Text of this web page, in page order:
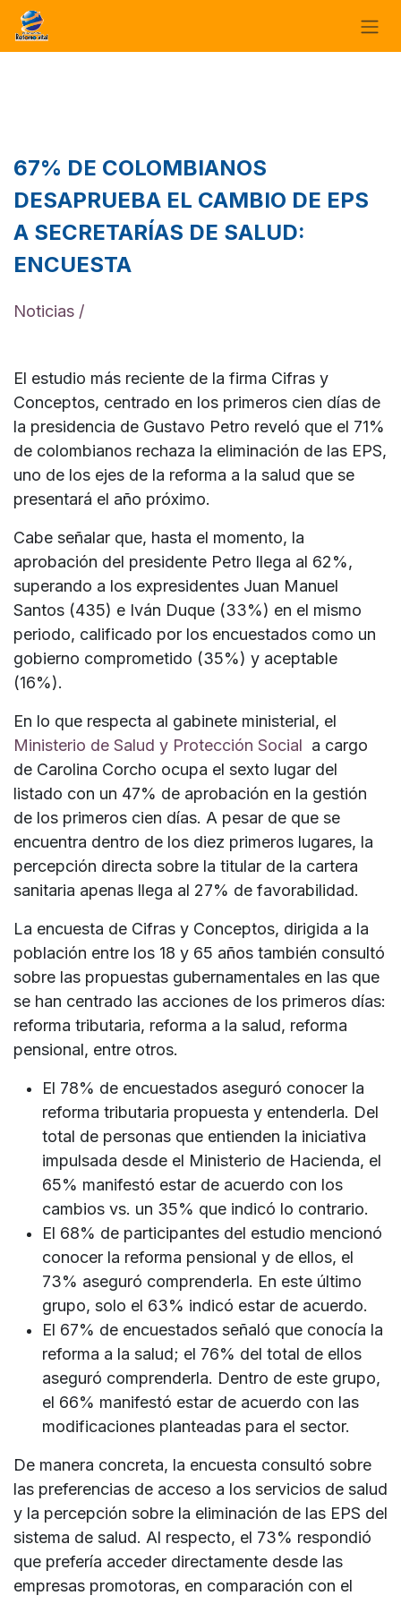
Ir al contenido
67% DE COLOMBIANOS
DESAPRUEBA EL CAMBIO DE EPS
A SECRETARÍAS DE SALUD:
ENCUESTA
Noticias /
El estudio más reciente de la firma Cifras y
Conceptos, centrado en los primeros cien días de
la presidencia de Gustavo Petro reveló que el 71%
de colombianos rechaza la eliminación de las EPS,
uno de los ejes de la reforma a la salud que se
presentará el año próximo.
Cabe señalar que, hasta el momento, la
aprobación del presidente Petro llega al 62%,
superando a los expresidentes Juan Manuel
Santos (435) e Iván Duque (33%) en el mismo
periodo, calificado por los encuestados como un
gobierno comprometido (35%) y aceptable
(16%).
En lo que respecta al gabinete ministerial, el
Ministerio de Salud y Protección Social a cargo
de Carolina Corcho ocupa el sexto lugar del
listado con un 47% de aprobación en la gestión
de los primeros cien días. A pesar de que se
encuentra dentro de los diez primeros lugares, la
percepción directa sobre la titular de la cartera
sanitaria apenas llega al 27% de favorabilidad.
La encuesta de Cifras y Conceptos, dirigida a la
población entre los 18 y 65 años también consultó
sobre las propuestas gubernamentales en las que
se han centrado las acciones de los primeros días:
reforma tributaria, reforma a la salud, reforma
pensional, entre otros.
El 78% de encuestados aseguró conocer la
reforma tributaria propuesta y entenderla. Del
total de personas que entienden la iniciativa
impulsada desde el Ministerio de Hacienda, el
65% manifestó estar de acuerdo con los
cambios vs. un 35% que indicó lo contrario.
El 68% de participantes del estudio mencionó
conocer la reforma pensional y de ellos, el
73% aseguró comprenderla. En este último
grupo, solo el 63% indicó estar de acuerdo.
El 67% de encuestados señaló que conocía la
reforma a la salud; el 76% del total de ellos
aseguró comprenderla. Dentro de este grupo,
el 66% manifestó estar de acuerdo con las
modificaciones planteadas para el sector.
De manera concreta, la encuesta consultó sobre
las preferencias de acceso a los servicios de salud
y la percepción sobre la eliminación de las EPS del
sistema de salud. Al respecto, el 73% respondió
que prefería acceder directamente desde las
empresas promotoras, en comparación con el